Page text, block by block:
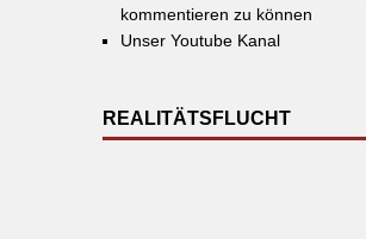
kommentieren zu können
Unser Youtube Kanal
REALITÄTSFLUCHT